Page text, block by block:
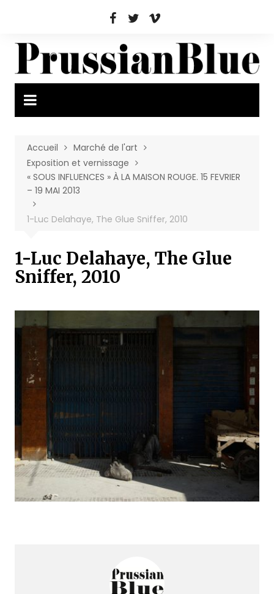
Accueil
Marché de l'art
Exposition et vernissage
« SOUS INFLUENCES » À LA MAISON ROUGE. 15 FEVRIER
– 19 MAI 2013
1-Luc Delahaye, The Glue Sniffer, 2010
1-Luc Delahaye, The Glue
Sniffer, 2010